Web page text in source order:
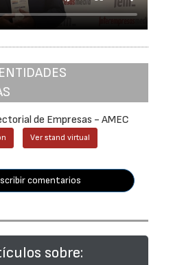
de Empresas - AMEC
Ver stand virtual
comentarios
sobre: